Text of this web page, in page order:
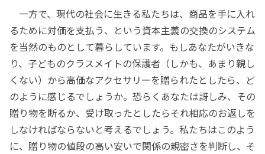
一方で、現代の社会に生きる私たちは、商品を手に入れ
るために対価を支払う、という資本主義の交換のシステム
を当然のものとして暮らしています。もしあなたがいきな
り、子どものクラスメイトの保護者（しかも、あまり親し
くない）から高価なアクセサリーを贈られたとしたら、ど
のように感じるでしょうか。恐らくあなたは訝しみ、その
贈り物を断るか、受け取ったとしたらそれ相応のお返しを
しなければならないと考えるでしょう。私たちはこのよう
に、贈り物の値段の高い安いで関係の親密さを判断し、そ